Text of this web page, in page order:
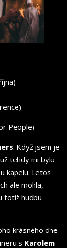
People)
. Když jsem je
tehdy mi bylo
kapelu. Letos
ale mohla,
totiž hudbu
krásného dne
s Karolem